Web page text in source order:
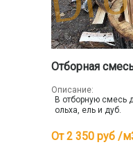
Отборная
Описание:
В отборную смесь
ольха, ель и дуб.
От 2 350 руб /